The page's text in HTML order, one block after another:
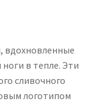
вдохновленные
в тепле. Эти
сливочного
логотипом